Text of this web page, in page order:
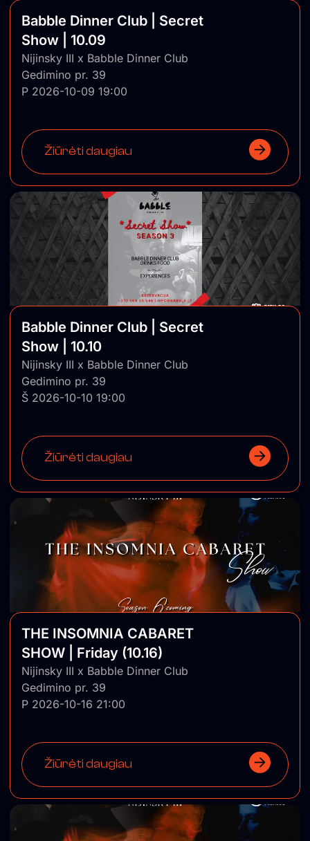
Babble Dinner Club | Secret
Show | 10.09
Nijinsky III x Babble Dinner Club
Gedimino pr. 39
P 2026-10-09 19:00
Žiūrėti daugiau
Babble Dinner Club | Secret
Show | 10.10
Nijinsky III x Babble Dinner Club
Gedimino pr. 39
Š 2026-10-10 19:00
Žiūrėti daugiau
THE INSOMNIA CABARET
SHOW | Friday (10.16)
Nijinsky III x Babble Dinner Club
Gedimino pr. 39
P 2026-10-16 21:00
Žiūrėti daugiau